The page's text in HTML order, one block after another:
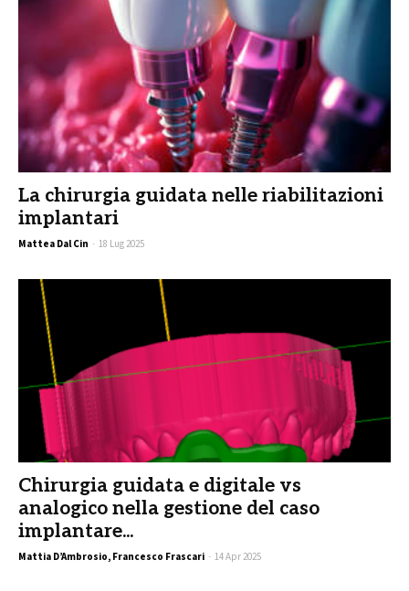
La chirurgia guidata nelle riabilitazioni
implantari
Mattea Dal Cin - 18 Lug 2025
Chirurgia guidata e digitale vs
analogico nella gestione del caso
implantare...
Mattia D’Ambrosio, Francesco Frascari - 14 Apr 2025